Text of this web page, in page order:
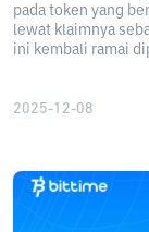
pada token yang
lewat klaimnya sebagai
ini kembali ramai
2025-12-08